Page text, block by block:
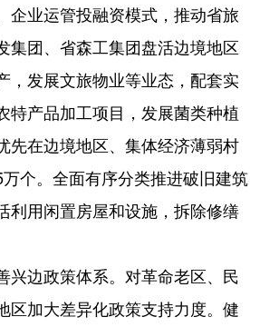
企业运管投融资模式，推动省旅
集团、省森工集团盘活边境地区
，发展文旅物业等业态，配套实
特产品加工项目，发展菌类种植
先在边境地区、集体经济薄弱村
个。全面有序分类推进破旧建筑
利用闲置房屋和设施，拆除修缮
兴边政策体系。对革命老区、民
区加大差异化政策支持力度。健